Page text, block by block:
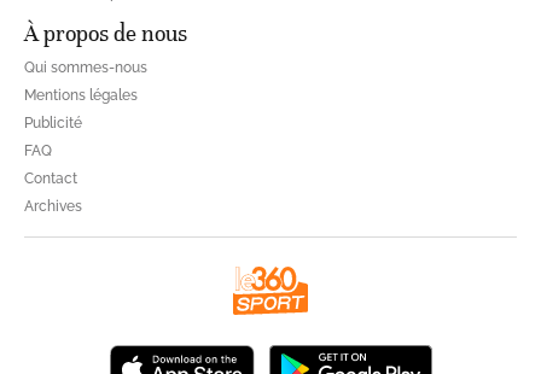
À propos de nous
Qui sommes-nous
Mentions légales
Publicité
FAQ
Contact
Archives